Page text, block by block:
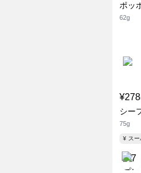
ポッ
62g
¥278
シー
75g
¥ ス